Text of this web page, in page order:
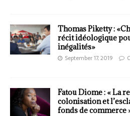
Thomas Piketty :
récit idéologique
inégalités»
September 17, 2019
Fatou Diome : « La
colonisation et
fonds de commerce